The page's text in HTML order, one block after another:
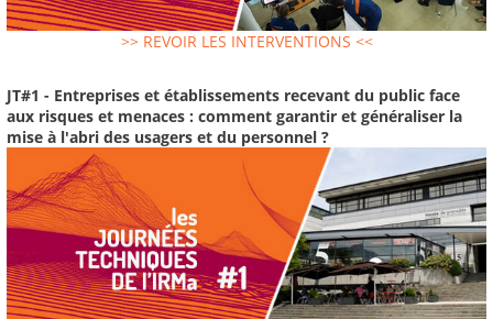
>> REVOIR LES INTERVENTIONS <<
JT#1 - Entreprises et établissements recevant du public face
aux risques et menaces : comment garantir et généraliser la
mise à l'abri des usagers et du personnel ?